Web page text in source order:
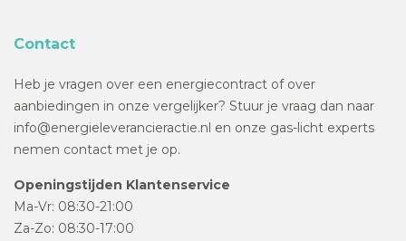
Contact
Heb je vragen over een energiecontract of over
aanbiedingen in onze vergelijker? Stuur je vraag dan naar
info@energieleverancieractie.nl en onze gas-licht experts
nemen contact met je op.
Openingstijden Klantenservice
Ma-Vr: 08:30-21:00
Za-Zo: 08:30-17:00